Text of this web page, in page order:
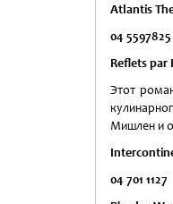
Atlantis
04 5597825
Reflets par
Этот
Мишлен и
04 701 1127